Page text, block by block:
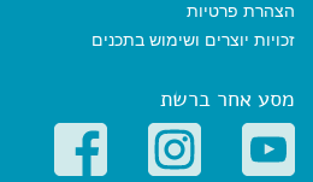
הצהרת פרטיות
זכויות יוצרים ושימוש בתכנים
מסע אחר ברשת